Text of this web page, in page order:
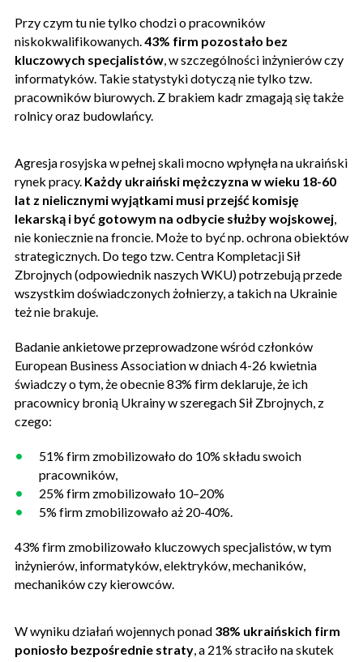
Przy czym tu nie tylko chodzi o pracowników
niskokwalifikowanych.43% firm pozostało bez
kluczowych specjalistów, w szczególności inżynierów czy
informatyków. Takie statystyki dotyczą nie tylko tzw.
pracowników biurowych. Z brakiem kadr zmagają się także
rolnicy oraz budowlańcy.
Agresja rosyjska w pełnej skali mocno wpłynęła na ukraiński
rynek pracy. Każdy ukraiński mężczyzna w wieku 18-60
lat z nielicznymi wyjątkami musi przejść komisję
lekarską i być gotowym na odbycie służby wojskowej,
nie koniecznie na froncie. Może to być np. ochrona obiektów
strategicznych. Do tego tzw. Centra Kompletacji Sił
Zbrojnych (odpowiednik naszych WKU) potrzebują przede
wszystkim doświadczonych żołnierzy, a takich na Ukrainie
też nie brakuje.
Badanie ankietowe przeprowadzone wśród członków
European Business Association w dniach 4-26 kwietnia
świadczy o tym, że obecnie 83% firm deklaruje, że ich
pracownicy bronią Ukrainy w szeregach Sił Zbrojnych, z
czego:
51% firm zmobilizowało do 10% składu swoich
pracowników,
25% firm zmobilizowało 10–20%
5% firm zmobilizowało aż 20-40%.
43% firm zmobilizowało kluczowych specjalistów, w tym
inżynierów, informatyków, elektryków, mechaników,
mechaników czy kierowców.
W wyniku działań wojennych ponad 38% ukraińskich firm
poniosło bezpośrednie straty, a 21% straciło na skutek